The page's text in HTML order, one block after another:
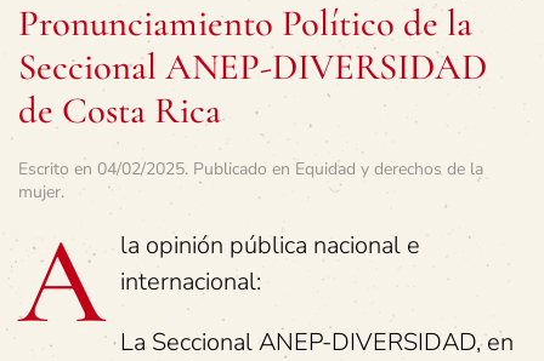
Pronunciamiento Político de la
Seccional ANEP-DIVERSIDAD
de Costa Rica
Escrito en 04/02/2025. Publicado en Equidad y derechos de la
mujer.
A la opinión pública nacional e
internacional:
La Seccional ANEP-DIVERSIDAD, en